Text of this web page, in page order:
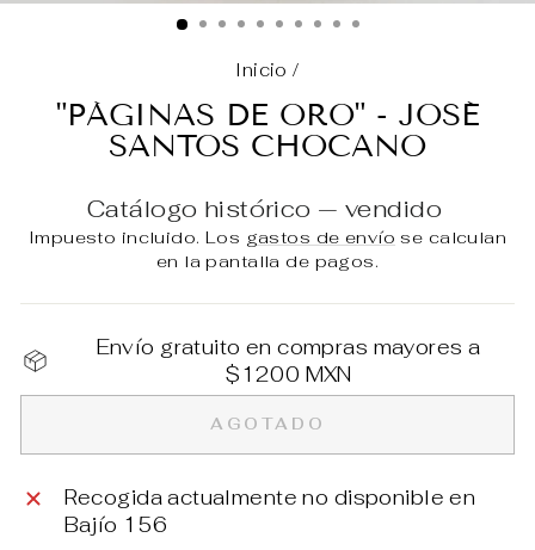
Inicio /
"PÁGINAS DE ORO" - JOSÉ
SANTOS CHOCANO
Catálogo histórico — vendido
Impuesto incluido. Los gastos de envío se calculan
en la pantalla de pagos.
Envío gratuito en compras mayores a
$1200 MXN
AGOTADO
Recogida actualmente no disponible en
Bajío 156